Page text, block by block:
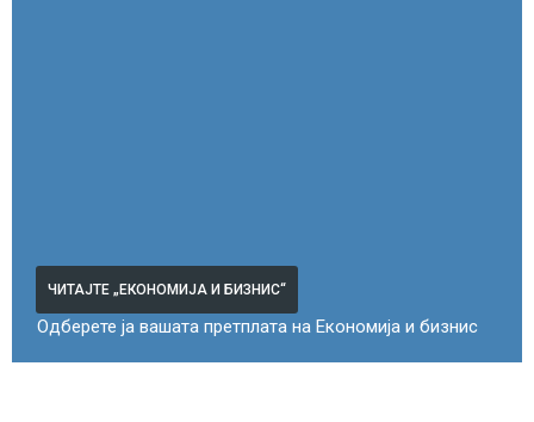
ЧИТАЈТЕ „ЕКОНОМИЈА И БИЗНИС“
Одберете ја вашата претплата на Економија и бизнис